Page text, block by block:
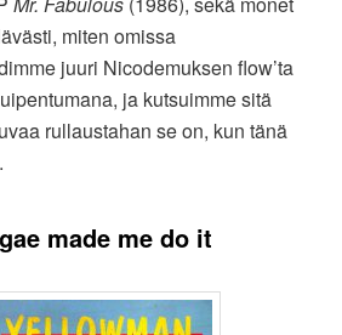
miten omissa
juuri Nicodemuksen flow’ta
ja kutsuimme sitä
rullaustahan se on, kun tänä
made me do it